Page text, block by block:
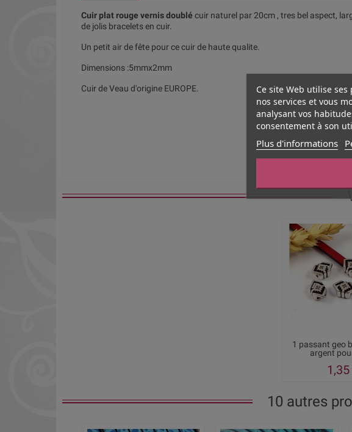
Cuir plat rouge vernis doublé cuir naturel par 20cm , tres bel aspect,
de jolis bracelets en cuir.
Un petit air de fête pour ce cuir de haute qualite.
Dimensions :5mmx2mm
Cuir de Veau d'origine EUROPE.
1 passant geo
argent
10 autres
Ce site Web utilise
nos services et vous
analysant vos
consentement à son
Plus d'informations